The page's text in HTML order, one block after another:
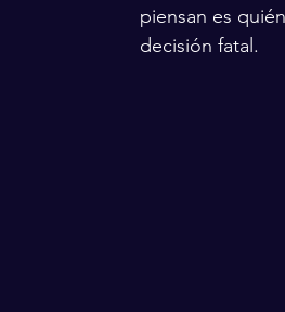
piensan es
decisión fatal.